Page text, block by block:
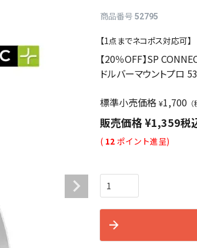
商品番号 52795
【1点までネコポス対応可】
【20％OFF】SP
ドルバーマウントプロ
標準小売価格 ¥1,700
販売価格¥1,359税
( 12 ポイント進呈)